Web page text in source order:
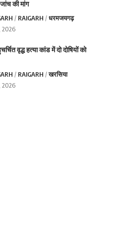
की मांग
RAIGARH
धरमजयगढ़
2026
वृद्ध हत्या कांड में दो दोषियों को
RAIGARH
खरसिया
2026